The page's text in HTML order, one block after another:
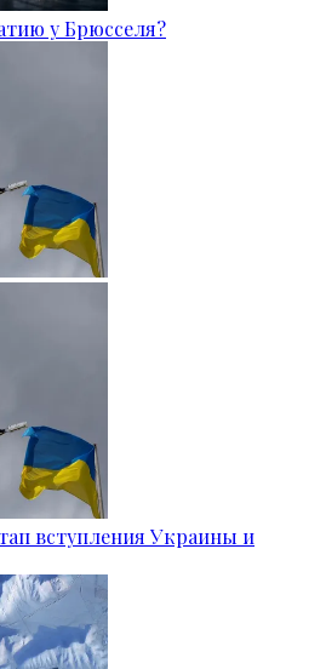
у Брюсселя?
вступления Украины и